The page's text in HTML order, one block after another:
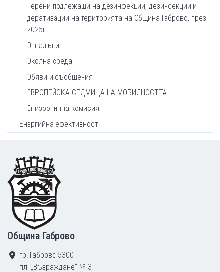
Терени подлежащи на дезинфекции, дезинсекции и
дератизации на територията на Община Габрово, през
2025г.
Отпадъци
Околна среда
Обяви и съобщения
ЕВРОПЕЙСКА СЕДМИЦА НА МОБИЛНОСТТА
Епизоотична комисия
Енергийна ефективност
Footer
Община Габрово
гр. Габрово 5300
пл. „Възраждане“ № 3